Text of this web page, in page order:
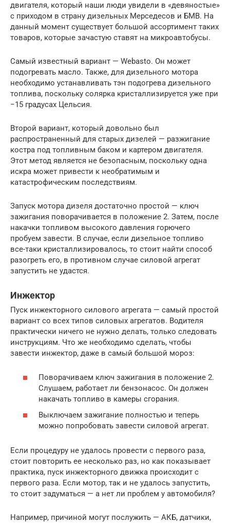
двигателя, который наши люди увидели в «девяностые»
с приходом в страну дизельных Мерседесов и БМВ. На
данный момент существует большой ассортимент таких
товаров, которые зачастую ставят на микроавтобусы.
Самый известный вариант — Webasto. Он может
подогревать масло. Также, для дизельного мотора
необходимо устанавливать тэн подогрева дизельного
топлива, поскольку солярка кристаллизируется уже при
−15 градусах Цельсия.
Второй вариант, который довольно был
распространенный для старых дизелей — разжигание
костра под топливным баком и картером двигателя.
Этот метод является не безопасным, поскольку одна
искра может привести к необратимым и
катастрофическим последствиям.
Запуск мотора дизеля достаточно простой — ключ
зажигания поворачивается в положение 2. Затем, после
накачки топливом высокого давления горючего
пробуем завести. В случае, если дизельное топливо
все-таки кристаллизировалось, то стоит найти способ
разогреть его, в противном случае силовой агрегат
запустить не удастся.
Инжектор
Пуск инжекторного силового агрегата — самый простой
вариант со всех типов силовых агрегатов. Водителя
практически ничего не нужно делать, только следовать
инструкциям. Что же необходимо сделать, чтобы
завести инжектор, даже в самый большой мороз:
Поворачиваем ключ зажигания в положение 2.
Слушаем, работает ли бензонасос. Он должен
накачать топливо в камеры сгорания.
Выключаем зажигание полностью и теперь
можно попробовать завести силовой агрегат.
Если процедуру не удалось провести с первого раза,
стоит повторить ее несколько раз, но как показывает
практика, пуск инжекторного движка происходит с
первого раза. Если мотор, так и не удалось запустить,
то стоит задуматься — а нет ли проблем у автомобиля?
Например, причиной могут послужить — АКБ, датчики,